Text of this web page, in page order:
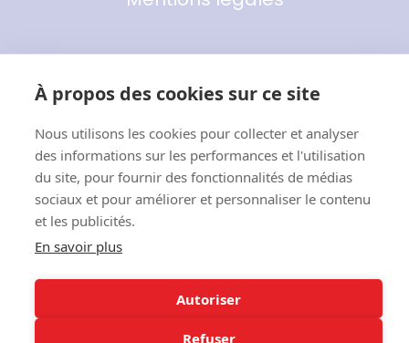
À propos des cookies sur ce site
Nous utilisons les cookies pour collecter et analyser
des informations sur les performances et l'utilisation
du site, pour fournir des fonctionnalités de médias
sociaux et pour améliorer et personnaliser le contenu
et les publicités.
En savoir plus
Autoriser
Refuser